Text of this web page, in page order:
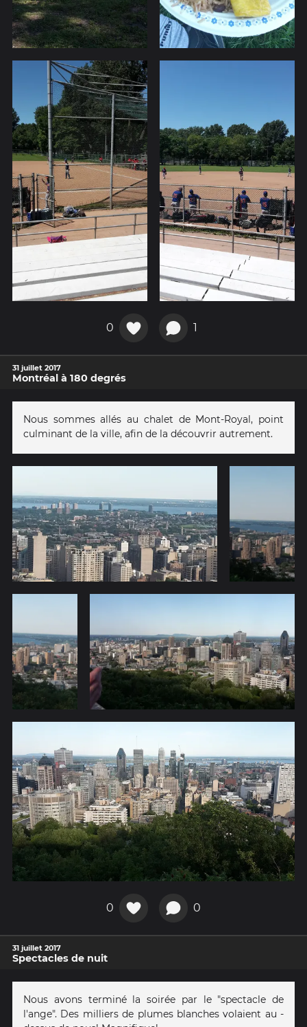
0 1
31 juillet 2017
Montréal à 180 degrés
Nous sommes allés au chalet de Mont-Royal, point
culminant de la ville, afin de la découvrir autrement.
0 0
31 juillet 2017
Spectacles de nuit
Nous avons terminé la soirée par le "spectacle de
l'ange". Des milliers de plumes blanches volaient au -